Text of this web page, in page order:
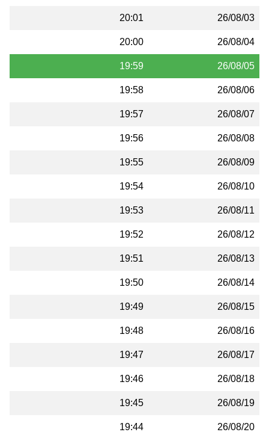
26/08/03
20:01
26/08/04
20:00
26/08/05
19:59
26/08/06
19:58
26/08/07
19:57
26/08/08
19:56
26/08/09
19:55
26/08/10
19:54
26/08/11
19:53
26/08/12
19:52
26/08/13
19:51
26/08/14
19:50
26/08/15
19:49
26/08/16
19:48
26/08/17
19:47
26/08/18
19:46
26/08/19
19:45
26/08/20
19:44